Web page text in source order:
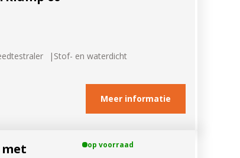
Stof- en waterdicht
Meer informatie
met
op voorraad